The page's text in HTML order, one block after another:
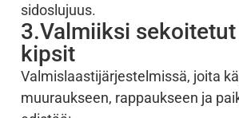
sidoslujuus.
3.Valmiiksi
kipsit
Valmislaastijärjestelmissä, joita
muuraukseen, rappaukseen ja